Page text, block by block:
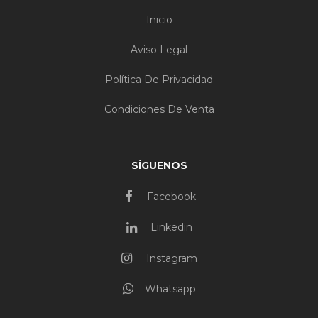
Inicio
Aviso Legal
Política De Privacidad
Condiciones De Venta
SÍGUENOS
Facebook
Linkedin
Instagram
Whatsapp